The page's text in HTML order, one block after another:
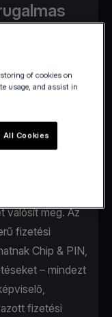
európai
közti
valósít meg. Az
fizetési
Chip & PIN,
– mindezt
fizetési
of cookies on
usage, and assist in
All Cookies